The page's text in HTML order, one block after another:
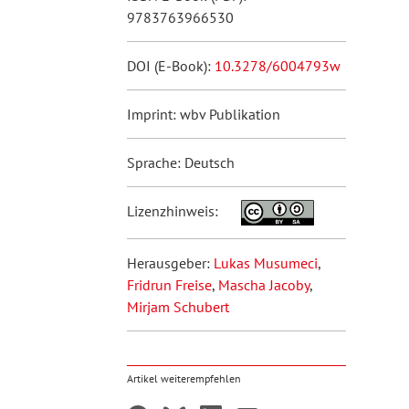
9783763966530
DOI (E-Book): 10.3278/6004793w
Imprint: wbv Publikation
Sprache: Deutsch
Lizenzhinweis:
Herausgeber: Lukas Musumeci,
Fridrun Freise, Mascha Jacoby,
Mirjam Schubert
Artikel weiterempfehlen